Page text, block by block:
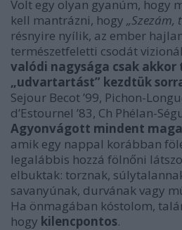
Volt egy olyan gyanúm, hogy
kell mantrázni, hogy „Szezám,
résnyire nyílik, az ember
természetfeletti csodát
valódi nagysága csak
„udvartartást” kezdtük
Sejour Becot ’99, Pichon-
d’Estournel ’83, Ch Phélan-
Agyonvágott mindent
amik egy nappal korábban
legalábbis hozzá fölnőni
elbuktak: torznak,
savanyúnak, durvának vagy
Ha önmagában kóstolom,
hogy kilencpontos.